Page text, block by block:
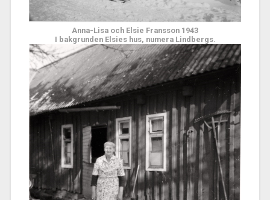
Anna-Lisa och Elsie Fransson 1943
I bakgrunden Elsies hus, numera Lindbergs.